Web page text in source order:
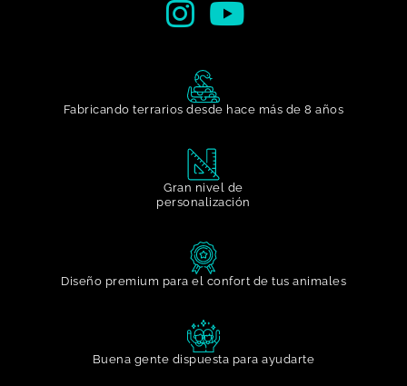
Fabricando terrarios desde hace más de 8 años
Gran nivel de
personalización​
Diseño premium para el confort de tus animales
Buena gente dispuesta para ayudarte​